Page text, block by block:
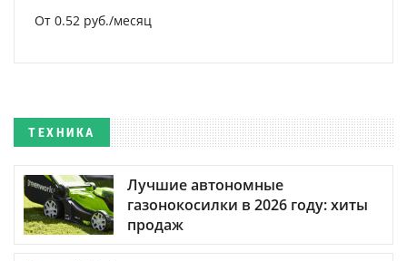
От 0.52 руб./месяц
ТЕХНИКА
Лучшие автономные
газонокосилки в 2026 году: хиты
продаж